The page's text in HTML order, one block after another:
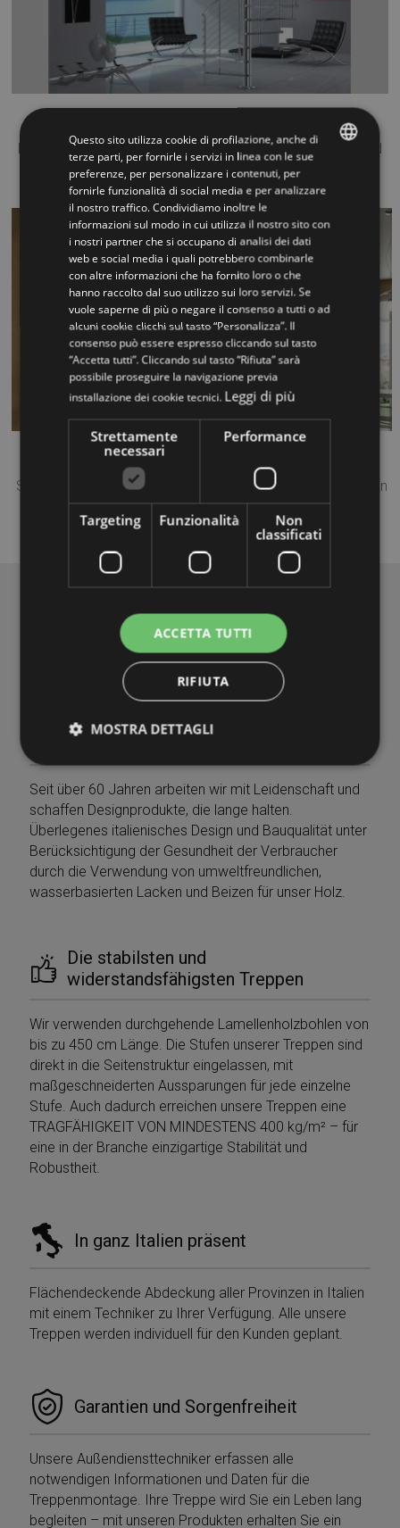
Eine neue Weise der Raum zu durchqueren. Kreativit?t wird
in einem perfekten Gl...
Star 04: Treppe aus Stahl, Handlauf und Stufenabdeckungen
grau. ...
Warum Mobirolo wählen
100% Made in Italy seit 1966
Seit über 60 Jahren arbeiten wir mit Leidenschaft und
schaffen Designprodukte, die lange halten.
Überlegenes italienisches Design und Bauqualität unter
Berücksichtigung der Gesundheit der Verbraucher
durch die Verwendung von umweltfreundlichen,
wasserbasierten Lacken und Beizen für unser Holz.
Die stabilsten und
widerstandsfähigsten Treppen
Wir verwenden durchgehende Lamellenholzbohlen von
bis zu 450 cm Länge. Die Stufen unserer Treppen sind
direkt in die Seitenstruktur eingelassen, mit
maßgeschneiderten Aussparungen für jede einzelne
Stufe. Auch dadurch erreichen unsere Treppen eine
TRAGFÄHIGKEIT VON MINDESTENS 400 kg/m² – für
eine in der Branche einzigartige Stabilität und
Robustheit.
In ganz Italien präsent
Flächendeckende Abdeckung aller Provinzen in Italien
mit einem Techniker zu Ihrer Verfügung. Alle unsere
Treppen werden individuell für den Kunden geplant.
Garantien und Sorgenfreiheit
Unsere Außendiensttechniker erfassen alle
notwendigen Informationen und Daten für die
Treppenmontage. Ihre Treppe wird Sie ein Leben lang
begleiten – mit unseren Produkten erhalten Sie ein
Questo sito utilizza cookie di profilazione, anche di
terze parti, per fornirle i servizi in linea con le sue
preferenze, per personalizzare i contenuti, per
fornirle funzionalità di social media e per analizzare
il nostro traffico. Condividiamo inoltre le
informazioni sul modo in cui utilizza il nostro sito con
i nostri partner che si occupano di analisi dei dati
web e social media i quali potrebbero combinarle
con altre informazioni che ha fornito loro o che
hanno raccolto dal suo utilizzo sui loro servizi. Se
vuole saperne di più o negare il consenso a tutti o ad
alcuni cookie clicchi sul tasto “Personalizza”. Il
consenso può essere espresso cliccando sul tasto
“Accetta tutti”. Cliccando sul tasto “Rifiuta” sarà
possibile proseguire la navigazione previa
installazione dei cookie tecnici. Leggi di più
Strettamente
necessari
Performance
Targeting Funzionalità
Non
classificati
ACCETTA TUTTI
RIFIUTA
MOSTRA DETTAGLI
Strettamente necessari
Performance
Targeting
Funzionalità Non classificati
I cookie strettamente necessari consentono le
funzionalità principali del sito web come l'accesso
dell'utente e la gestione dell'account. Il sito web non
PHPSESSID
PHP.net
www.mobirolo.com
Privacy Policy